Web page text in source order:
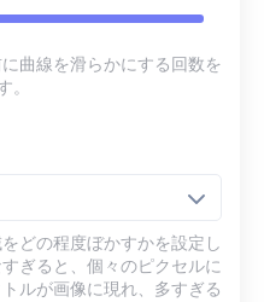
曲線を滑らかにする回数を
。
どの程度ぼかすかを設定し
ぎると、個々のピクセルに
ルが画像に現れ、多すぎる